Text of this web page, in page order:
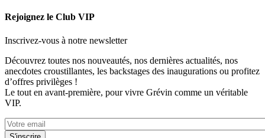
Rejoignez le Club VIP
Inscrivez-vous à notre newsletter
Découvrez toutes nos nouveautés, nos dernières actualités, nos
anecdotes croustillantes, les backstages des inaugurations ou profitez
d’offres privilèges !
Le tout en avant-première, pour vivre Grévin comme un véritable
VIP.